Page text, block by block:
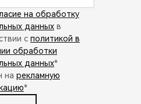
на обработку
данных в
с политикой в
обработки
данных*
на рекламную
*